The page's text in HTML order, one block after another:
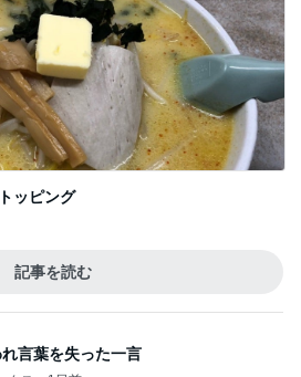
ッピング
記事を読む
言葉を失った一言